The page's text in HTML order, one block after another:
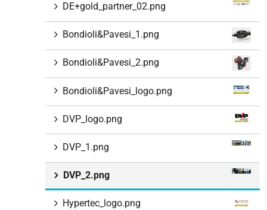
DE+gold_partner_02.png
Bondioli&Pavesi_1.png
Bondioli&Pavesi_2.png
Bondioli&Pavesi_logo.png
DVP_logo.png
DVP_1.png
DVP_2.png
Hypertec_logo.png